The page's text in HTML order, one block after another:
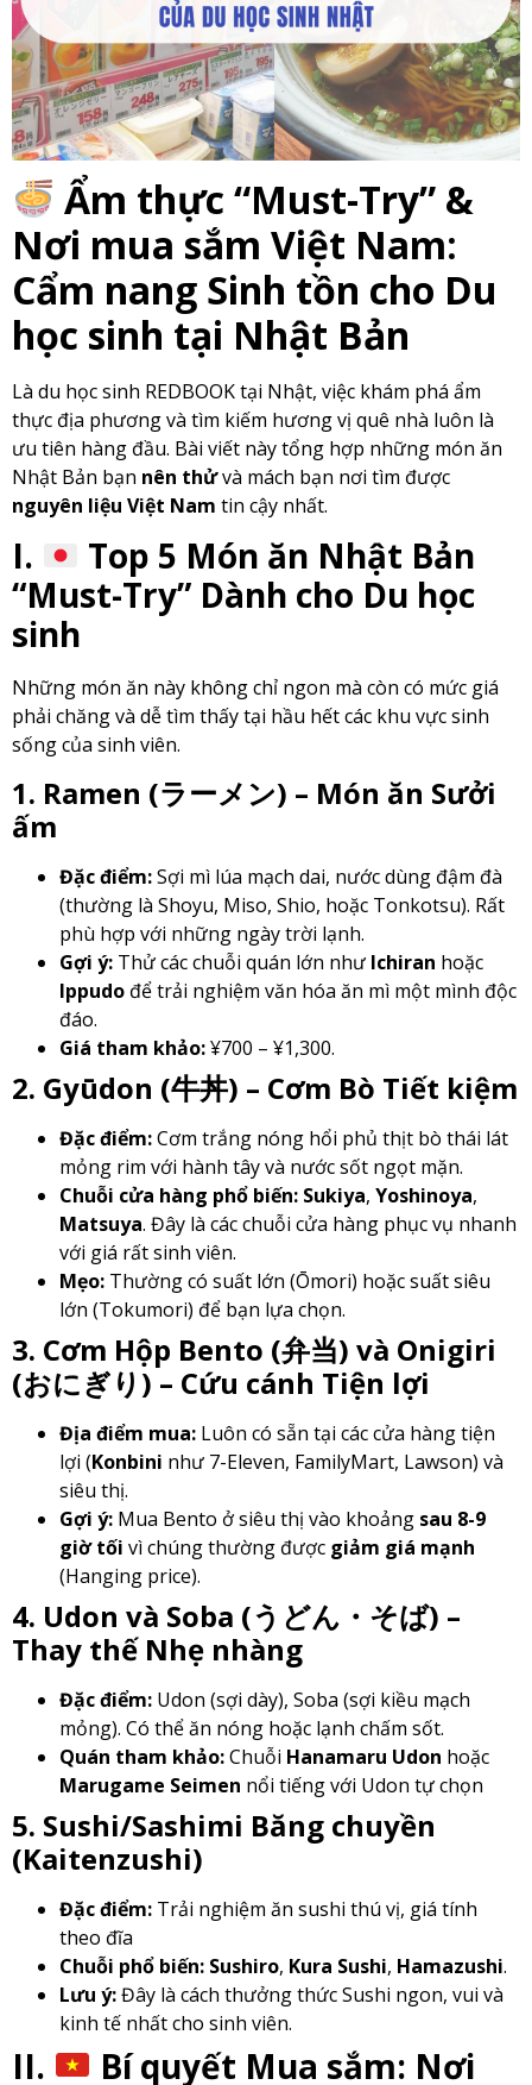
Ẩm thực “Must-Try” &
Nơi mua sắm Việt Nam:
Cẩm nang Sinh tồn cho Du
học sinh tại Nhật Bản
Là du học sinh REDBOOK tại Nhật, việc khám phá ẩm
thực địa phương và tìm kiếm hương vị quê nhà luôn là
ưu tiên hàng đầu. Bài viết này tổng hợp những món ăn
Nhật Bản bạn nên thửvà mách bạn nơi tìm được
nguyên liệu Việt Nam tin cậy nhất.
I.
Top 5 Món ăn Nhật Bản
“Must-Try” Dành cho Du học
sinh
Những món ăn này không chỉ ngon mà còn có mức giá
phải chăng và dễ tìm thấy tại hầu hết các khu vực sinh
sống của sinh viên.
1. Ramen (ラーメン) – Món ăn Sưởi
ấm
Đặc điểm:Sợi mì lúa mạch dai, nước dùng đậm đà
(thường là Shoyu, Miso, Shio, hoặc Tonkotsu). Rất
phù hợp với những ngày trời lạnh.
Gợi ý: Thử các chuỗi quán lớn như Ichiran hoặc
Ippudo để trải nghiệm văn hóa ăn mì một mình độc
đáo.
Giá tham khảo:¥700 – ¥1,300.
2. Gyūdon (牛丼) – Cơm Bò Tiết kiệm
Đặc điểm:Cơm trắng nóng hổi phủ thịt bò thái lát
mỏng rim với hành tây và nước sốt ngọt mặn.
Chuỗi cửa hàng phổ biến: Sukiya, Yoshinoya,
Matsuya. Đây là các chuỗi cửa hàng phục vụ nhanh
với giá rất sinh viên.
Mẹo: Thường có suất lớn (Ōmori) hoặc suất siêu
lớn (Tokumori) để bạn lựa chọn.
3. Cơm Hộp Bento (弁当) và Onigiri
(おにぎり) – Cứu cánh Tiện lợi
Địa điểm mua: Luôn có sẵn tại các cửa hàng tiện
lợi (Konbini như 7-Eleven, FamilyMart, Lawson) và
siêu thị.
Gợi ý: Mua Bento ở siêu thị vào khoảng sau 8-9
giờ tối vì chúng thường được giảm giá mạnh
(Hanging price).
4. Udon và Soba (うどん・そば) –
Thay thế Nhẹ nhàng
Đặc điểm: Udon (sợi dày), Soba (sợi kiều mạch
mỏng). Có thể ăn nóng hoặc lạnh chấm sốt.
Quán tham khảo:Chuỗi Hanamaru Udon hoặc
Marugame Seimen nổi tiếng với Udon tự chọn
5. Sushi/Sashimi Băng chuyền
(Kaitenzushi)
Đặc điểm: Trải nghiệm ăn sushi thú vị, giá tính
theo đĩa
Chuỗi phổ biến: Sushiro, Kura Sushi, Hamazushi.
Lưu ý:Đây là cách thưởng thức Sushi ngon, vui và
kinh tế nhất cho sinh viên.
II.
Bí quyết Mua sắm: Nơi